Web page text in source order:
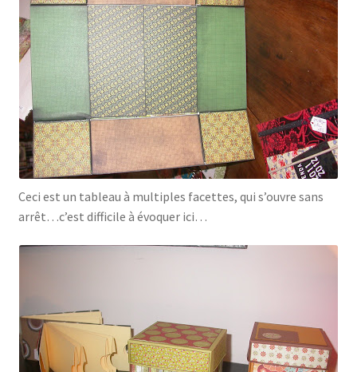
Ceci est un tableau à multiples facettes, qui s’ouvre sans
arrêt…c’est difficile à évoquer ici…